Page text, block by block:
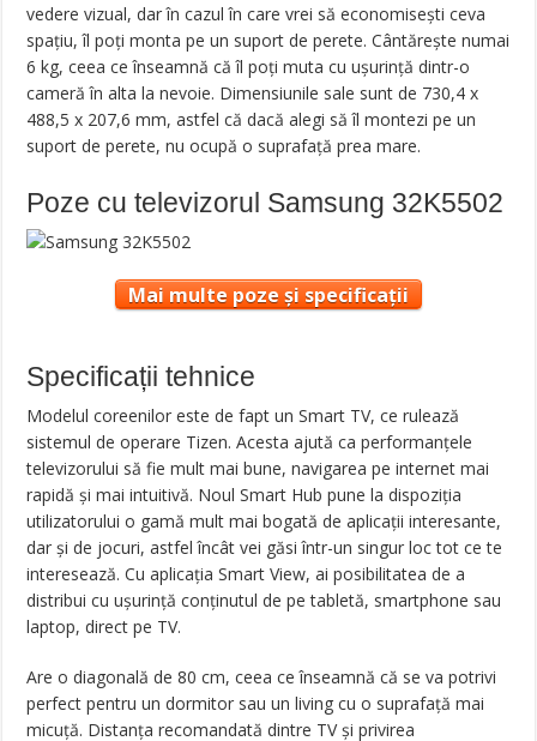
vedere vizual, dar în cazul în care vrei să economisești ceva
spațiu, îl poți monta pe un suport de perete. Cântărește numai
6 kg, ceea ce înseamnă că îl poți muta cu ușurință dintr-o
cameră în alta la nevoie. Dimensiunile sale sunt de 730,4 x
488,5 x 207,6 mm, astfel că dacă alegi să îl montezi pe un
suport de perete, nu ocupă o suprafață prea mare.
Poze cu televizorul Samsung 32K5502
Mai multe poze și specificații
Specificații tehnice
Modelul coreenilor este de fapt un Smart TV, ce rulează
sistemul de operare Tizen. Acesta ajută ca performanțele
televizorului să fie mult mai bune, navigarea pe internet mai
rapidă și mai intuitivă. Noul Smart Hub pune la dispoziția
utilizatorului o gamă mult mai bogată de aplicații interesante,
dar și de jocuri, astfel încât vei găsi într-un singur loc tot ce te
interesează. Cu aplicația Smart View, ai posibilitatea de a
distribui cu ușurință conținutul de pe tabletă, smartphone sau
laptop, direct pe TV.
Are o diagonală de 80 cm, ceea ce înseamnă că se va potrivi
perfect pentru un dormitor sau un living cu o suprafață mai
micuță. Distanța recomandată dintre TV și privirea